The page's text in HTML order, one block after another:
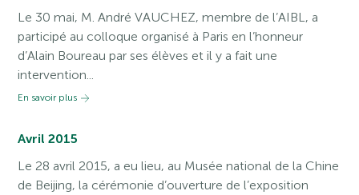
Le 30 mai, M. André VAUCHEZ, membre de l’AIBL, a
participé au colloque organisé à Paris en l’honneur
d’Alain Boureau par ses élèves et il y a fait une
intervention...
En savoir plus
Avril 2015
Le 28 avril 2015, a eu lieu, au Musée national de la Chine
de Beijing, la cérémonie d’ouverture de l’exposition